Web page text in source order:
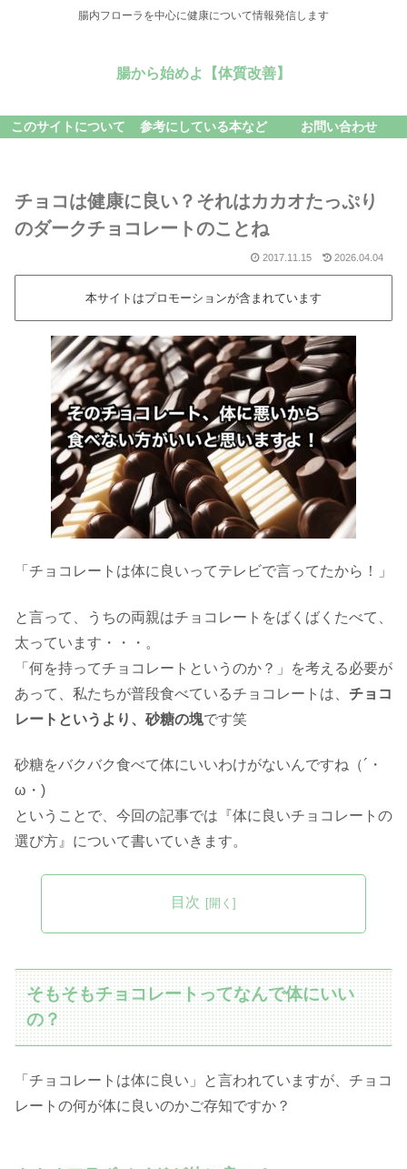
腸内フローラを中心に健康について情報発信します
腸から始めよ【体質改善】
このサイトについて 参考にしている本など お問い合わせ
チョコは健康に良い？それはカカオたっぷり
のダークチョコレートのことね
2017.11.15 2026.04.04
本サイトはプロモーションが含まれています
「チョコレートは体に良いってテレビで言ってたから！」
と言って、うちの両親はチョコレートをばくばくたべて、
太っています・・・。
「何を持ってチョコレートというのか？」を考える必要が
あって、私たちが普段食べているチョコレートは、 チョコ
レートというより、砂糖の塊です笑
砂糖をバクバク食べて体にいいわけがないんですね（´・
ω・)
ということで、今回の記事では『体に良いチョコレートの
選び方』について書いていきます。
目次
そもそもチョコレートってなんで体にいい
の？
「チョコレートは体に良い」と言われていますが、チョコ
レートの何が体に良いのかご存知ですか？